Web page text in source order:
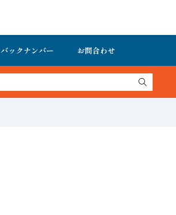
バックナンバー お問合わせ